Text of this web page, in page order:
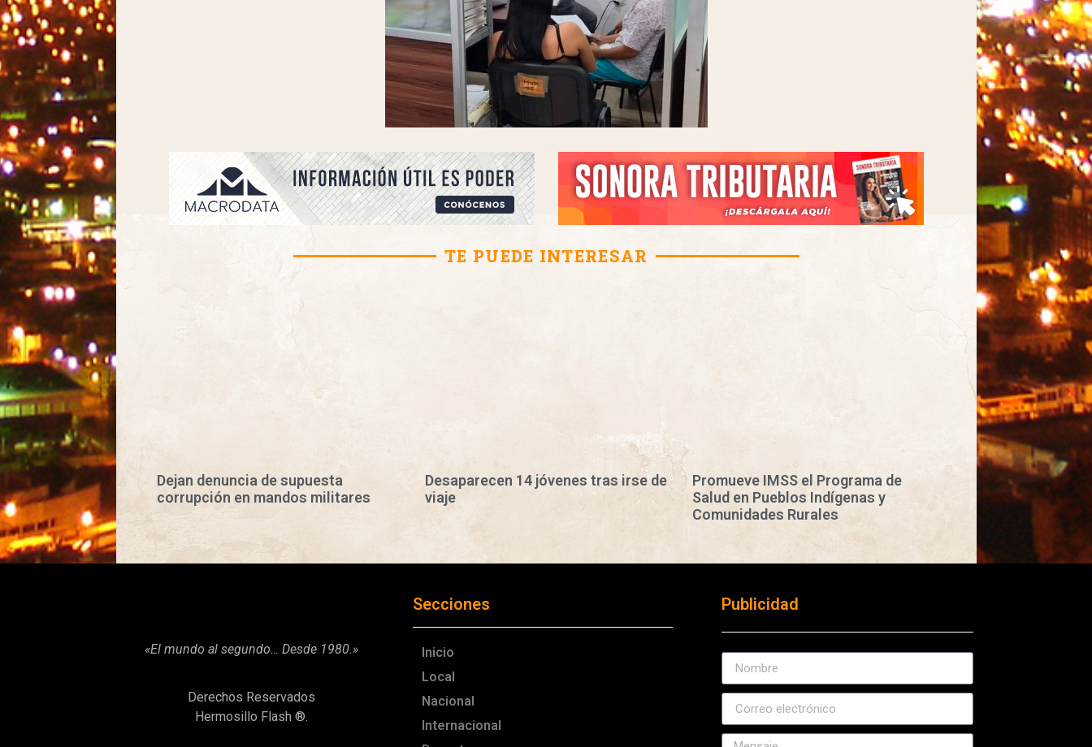
TE PUEDE INTERESAR
Dejan denuncia de supuesta
corrupción en mandos militares
Desaparecen 14 jóvenes tras irse de
viaje
Promueve IMSS el Programa de
Salud en Pueblos Indígenas y
Comunidades Rurales
«El mundo al segundo… Desde 1980.»
Derechos Reservados
Hermosillo Flash ®.
Secciones
Inicio
Local
Nacional
Internacional
Publicidad